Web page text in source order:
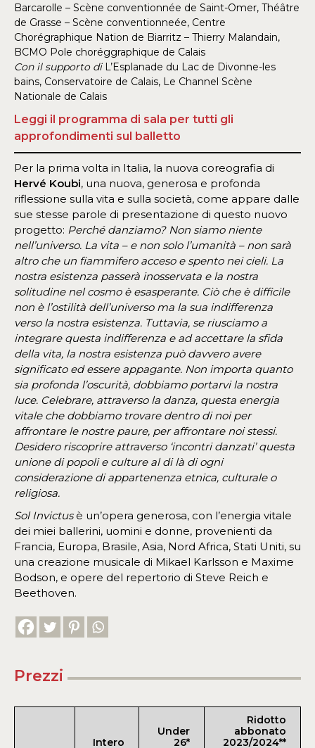
Barcarolle – Scène conventionnée de Saint-Omer, Théâtre
de Grasse – Scène conventionneée, Centre
Chorégraphique Nation de Biarritz – Thierry Malandain,
BCMO Pole choréggraphique de Calais
Con il supporto diL’Esplanade du Lac de Divonne-les
bains, Conservatoire de Calais, Le Channel Scène
Nationale de Calais
Leggi il programma di sala per tutti gli
approfondimenti sul balletto
Per la prima volta in Italia, la nuova coreografia di
Hervé Koubi, una nuova, generosa e profonda
riflessione sulla vita e sulla società, come appare dalle
sue stesse parole di presentazione di questo nuovo
progetto: Perché danziamo? Non siamo niente
nell’universo. La vita – e non solo l’umanità – non sarà
altro che un fiammifero acceso e spento nei cieli. La
nostra esistenza passerà inosservata e la nostra
solitudine nel cosmo è esasperante. Ciò che è difficile
non è l’ostilità dell’universo ma la sua indifferenza
verso la nostra esistenza. Tuttavia, se riusciamo a
integrare questa indifferenza e ad accettare la sfida
della vita, la nostra esistenza può davvero avere
significato ed essere appagante. Non importa quanto
sia profonda l’oscurità, dobbiamo portarvi la nostra
luce. Celebrare, attraverso la danza, questa energia
vitale che dobbiamo trovare dentro di noi per
affrontare le nostre paure, per affrontare noi stessi.
Desidero riscoprire attraverso ‘incontri danzati’ questa
unione di popoli e culture al di là di ogni
considerazione di appartenenza etnica, culturale o
religiosa.
Sol Invictusè un’opera generosa, con l’energia vitale
dei miei ballerini, uomini e donne, provenienti da
Francia, Europa, Brasile, Asia, Nord Africa, Stati Uniti, su
una creazione musicale di Mikael Karlsson e Maxime
Bodson, e opere del repertorio di Steve Reich e
Beethoven.
Prezzi
Intero
Under
26*
Ridotto
abbonato
2023/2024**